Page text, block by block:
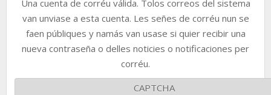
Una cuenta de corréu válida. Tolos correos del sistema
van unviase a esta cuenta. Les señes de corréu nun se
faen públiques y namás van usase si quier recibir una
nueva contraseña o delles noticies o notificaciones per
corréu.
CAPTCHA